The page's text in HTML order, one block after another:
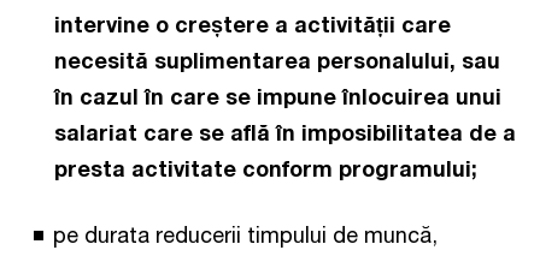
intervine o creștere a activității care
necesită suplimentarea personalului, sau
în cazul în care se impune înlocuirea unui
salariat care se află în imposibilitatea de a
presta activitate conform programului;
pe durata reducerii timpului de muncă,